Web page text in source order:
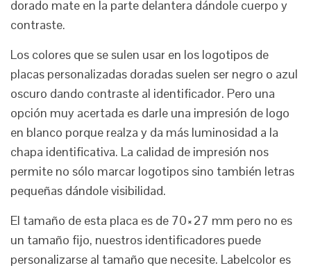
dorado mate en la parte delantera dándole cuerpo y
contraste.
Los colores que se sulen usar en los logotipos de
placas personalizadas doradas suelen ser negro o azul
oscuro dando contraste al identificador. Pero una
opción muy acertada es darle una impresión de logo
en blanco porque realza y da más luminosidad a la
chapa identificativa. La calidad de impresión nos
permite no sólo marcar logotipos sino también letras
pequeñas dándole visibilidad.
El tamaño de esta placa es de 70×27 mm pero no es
un tamaño fijo, nuestros identificadores puede
personalizarse al tamaño que necesite. Labelcolor es